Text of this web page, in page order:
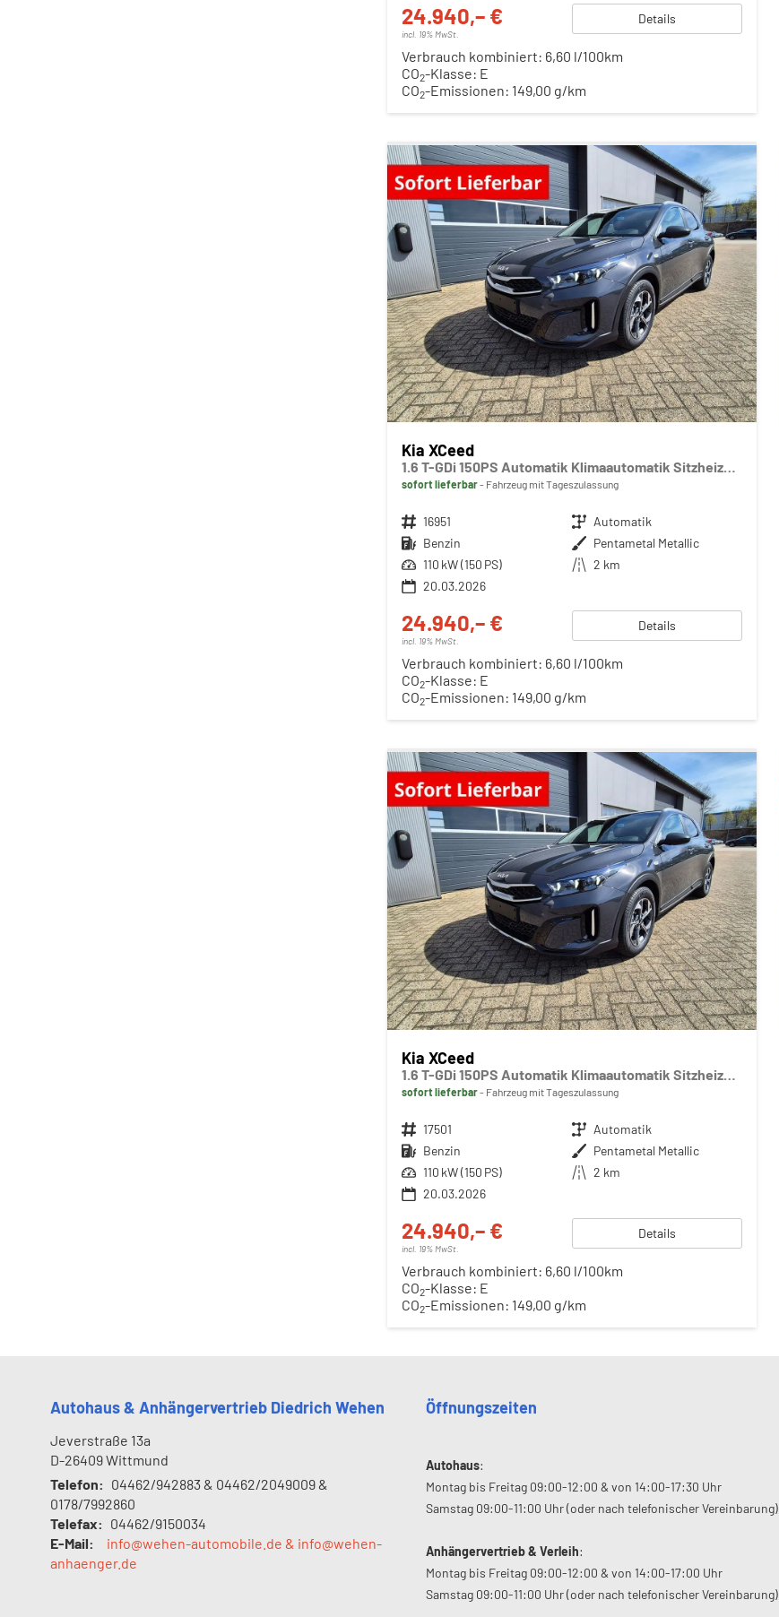
24.940,– €
incl. 19% MwSt.
Details
Verbrauch kombiniert: 6,60 l/100km
CO2-Klasse: E
CO2-Emissionen: 149,00 g/km
Kia XCeed
1.6 T-GDi 150PS Automatik Klimaautomatik Sitzheizung Lenkradheizung Navi PDC Rückf.Kamera abged.Scheiben Apple CarPlay Android Auto
sofort lieferbar Fahrzeug mit Tageszulassung
Fahrzeugnr. 16951 Getriebe Automatik
Kraftstoff Benzin Außenfarbe Pentametal Metallic
Leistung 110 kW (150 PS) Kilometerstand 2 km
20.03.2026
24.940,– €
incl. 19% MwSt.
Details
Verbrauch kombiniert: 6,60 l/100km
CO2-Klasse: E
CO2-Emissionen: 149,00 g/km
Kia XCeed
1.6 T-GDi 150PS Automatik Klimaautomatik Sitzheizung Lenkradheizung Navi PDC Rückf.Kamera abged.Scheiben Apple CarPlay Android Auto
sofort lieferbar Fahrzeug mit Tageszulassung
Fahrzeugnr. 17501 Getriebe Automatik
Kraftstoff Benzin Außenfarbe Pentametal Metallic
Leistung 110 kW (150 PS) Kilometerstand 2 km
20.03.2026
24.940,– €
incl. 19% MwSt.
Details
Verbrauch kombiniert: 6,60 l/100km
CO2-Klasse: E
CO2-Emissionen: 149,00 g/km
Autohaus & Anhängervertrieb Diedrich Wehen
Jeverstraße 13a
D-26409Wittmund
Telefon: 04462/942883 & 04462/2049009 &
0178/7992860
Telefax: 04462/9150034
E-Mail:
info@wehen-automobile.de & info@wehen-
anhaenger.de
Öffnungszeiten
Autohaus:
Montag bis Freitag 09:00-12:00 & von 14:00-17:30 Uhr
Samstag 09:00-11:00 Uhr (oder nach telefonischer Vereinbarung)
Anhängervertrieb & Verleih:
Montag bis Freitag 09:00-12:00 & von 14:00-17:00 Uhr
Samstag 09:00-11:00 Uhr (oder nach telefonischer Vereinbarung)